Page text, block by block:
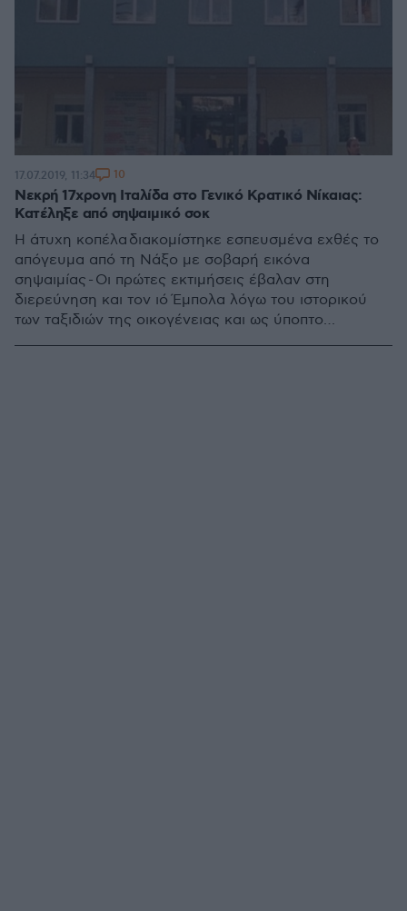
Νεκρή 17χρονη Ιταλίδα στο Γενικό Κρατικό Νίκαιας:
Κατέληξε από σηψαιμικό σοκ
Η άτυχη κοπέλα διακομίστηκε εσπευσμένα εχθές το
απόγευμα από τη Νάξο με σοβαρή εικόνα
σηψαιμίας - Οι πρώτες εκτιμήσεις έβαλαν στη
διερεύνηση και τον ιό Έμπολα λόγω του ιστορικού
των ταξιδιών της οικογένειας και ως ύποπτο
17.07.2019, 11:34 10